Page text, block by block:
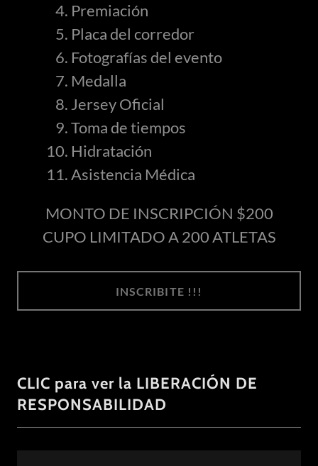
Premiación
Placa del corredor
Fotografías del evento
Medalla
Jersey Oficial
Toma de tiempos
Hidratación
Asistencia Médica
MONTO DE INSCRIPCIÓN $200
CUPO LIMITADO A 200 ATLETAS
INSCRIBITE !!!
CLIC para ver la LIBERACIÓN DE
RESPONSABILIDAD